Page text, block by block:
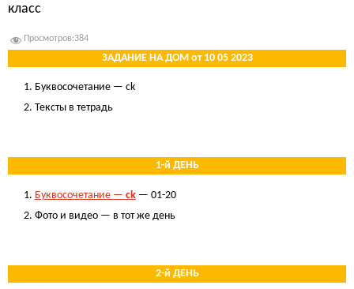
класс
Просмотров:384
ЗАДАНИЕ НА ДОМ от 10 05 2023
Буквосочетание — ck
Тексты в тетрадь
1-й ДЕНЬ
Буквосочетание — ck— 01-20
Фото и видео — в тот же день
2-й ДЕНЬ